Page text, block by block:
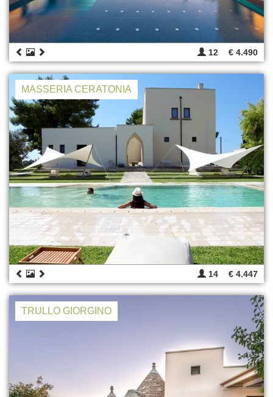
12 € 4.490
MASSERIA CERATONIA
14 € 4.447
TRULLO GIORGINO